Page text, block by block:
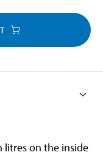
litres on the inside